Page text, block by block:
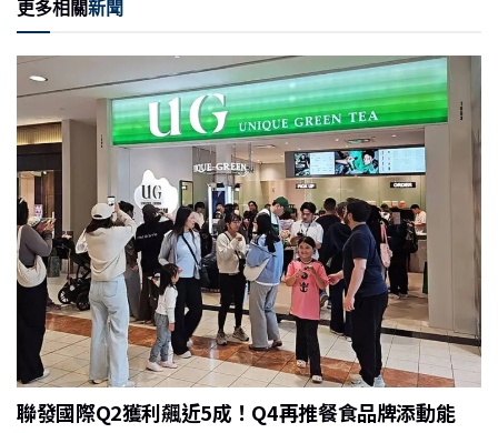
e
b
o
o
k
at
更多相關新聞
聯發國際Q2獲利飆近5成！Q4再推餐食品牌添動能